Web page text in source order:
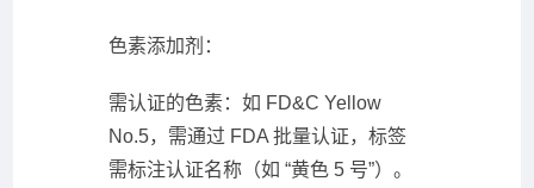
色素添加剂：
需认证的色素：如 FD&C Yellow
No.5，需通过 FDA 批量认证，标签
需标注认证名称（如 “黄色 5 号”）。